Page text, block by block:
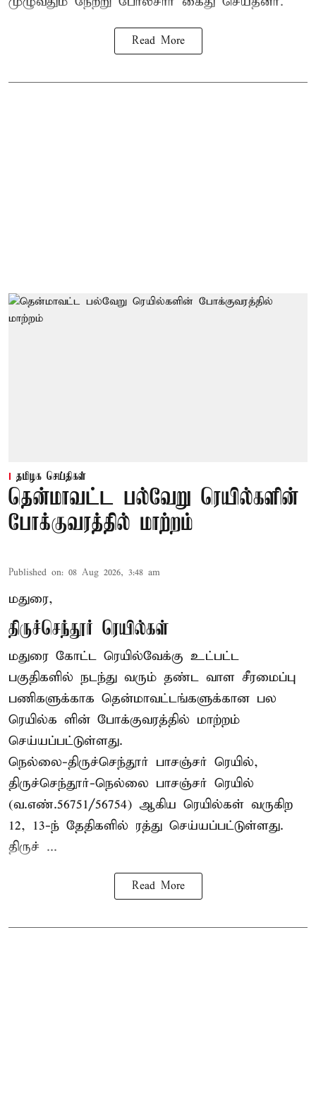
Read More
தமிழக செய்திகள்
தென்மாவட்ட பல்வேறு ரெயில்களின்
போக்குவரத்தில் மாற்றம்
Published on: 08 Aug 2026, 3:48 am
மதுரை,
திருச்செந்தூர் ரெயில்கள்
மதுரை கோட்ட ரெயில்வேக்கு உட்பட்ட
பகுதிகளில் நடந்து வரும் தண்ட வாள சீரமைப்பு
பணிகளுக்காக தென்மாவட்டங்களுக்கான பல
ரெயில்க ளின் போக்குவரத்தில் மாற்றம்
செய்யப்பட்டுள்ளது.
நெல்லை-திருச்செந்தூர் பாசஞ்சர் ரெயில்,
திருச்செந்தூர்-நெல்லை பாசஞ்சர் ரெயில்
(வ.எண்.56751/56754) ஆகிய ரெயில்கள் வருகிற
12, 13-ந் தேதிகளில் ரத்து செய்யப்பட்டுள்ளது.
திருச் ...
Read More